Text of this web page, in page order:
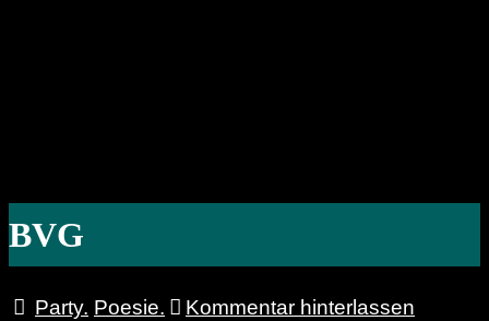
BVG
Party. Poesie. Kommentar hinterlassen